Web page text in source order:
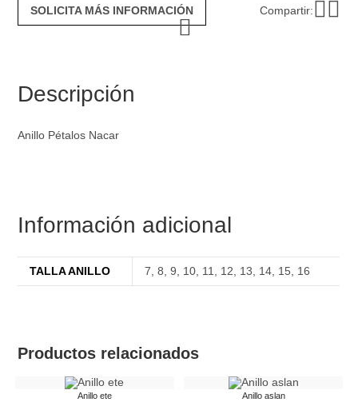
SOLICITA MÁS INFORMACIÓN Compartir:
Descripción
Anillo Pétalos Nacar
Información adicional
TALLA ANILLO 7 ,8 ,9 10 11 12 13 14 15 16
Productos relacionados
Anillo ete Anillo aslan